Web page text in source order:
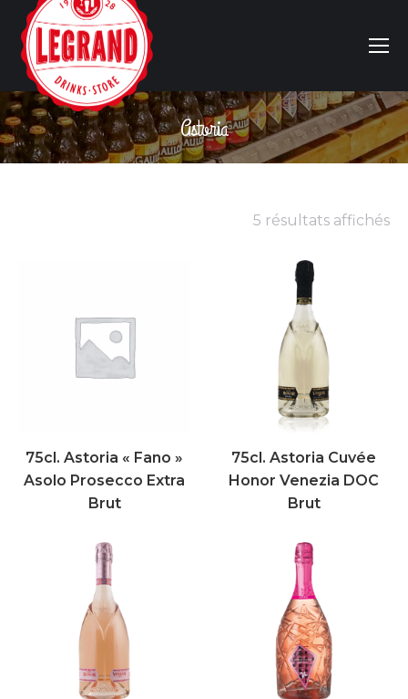
Astoria
Vous êtes ici :
5 résultats affichés
75cl. Astoria « Fano »
Asolo Prosecco Extra
Brut
75cl. Astoria Cuvée
Honor Venezia DOC
Brut